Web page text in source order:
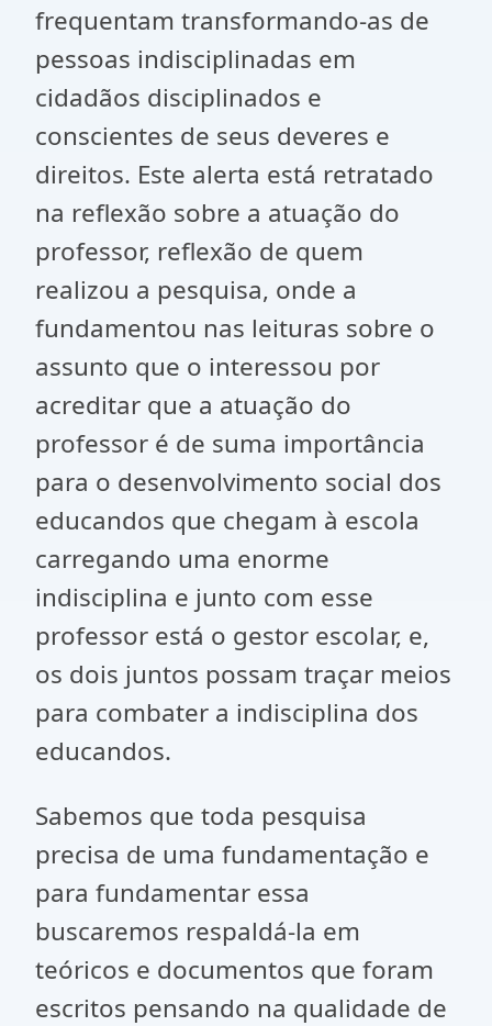
frequentam transformando-as de
pessoas indisciplinadas em
cidadãos disciplinados e
conscientes de seus deveres e
direitos. Este alerta está retratado
na reflexão sobre a atuação do
professor, reflexão de quem
realizou a pesquisa, onde a
fundamentou nas leituras sobre o
assunto que o interessou por
acreditar que a atuação do
professor é de suma importância
para o desenvolvimento social dos
educandos que chegam à escola
carregando uma enorme
indisciplina e junto com esse
professor está o gestor escolar, e,
os dois juntos possam traçar meios
para combater a indisciplina dos
educandos.
Sabemos que toda pesquisa
precisa de uma fundamentação e
para fundamentar essa
buscaremos respaldá-la em
teóricos e documentos que foram
escritos pensando na qualidade de